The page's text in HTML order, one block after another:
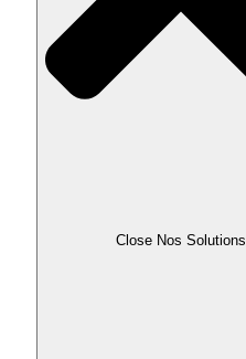
Close Nos Solutions